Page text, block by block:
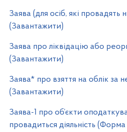
Заява (для осіб, які
(Завантажити)
Заява про ліквідацію або
(Завантажити)
Заява* про взяття на облік
(Завантажити)
Заява-1 про об’єкти
провадиться діяльність